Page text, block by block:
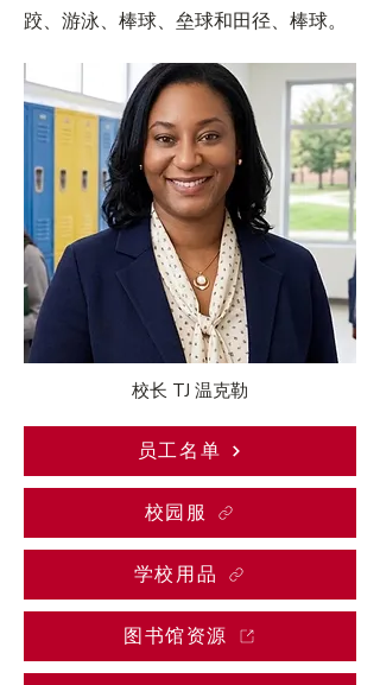
跤、游泳、 棒球、垒球和田径、棒球。
校长 TJ 温克勒
员工名单
校园服
学校用品
图书馆资源